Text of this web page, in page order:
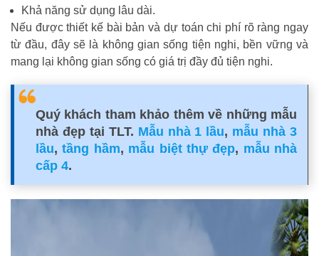
Khả năng sử dụng lâu dài.
Nếu được thiết kế bài bản và dự toán chi phí rõ ràng ngay
từ đầu, đây sẽ là không gian sống tiện nghi, bền vững và
mang lại không gian sống có giá trị đầy đủ tiện nghi.
Quý khách tham khảo thêm về những mẫu
nhà đẹp tại TLT. Mẫu nhà 1 lầu, mẫu nhà 3
lầu,tầng hầm, mẫu biệt thự đẹp, mẫu nhà
cấp 4.